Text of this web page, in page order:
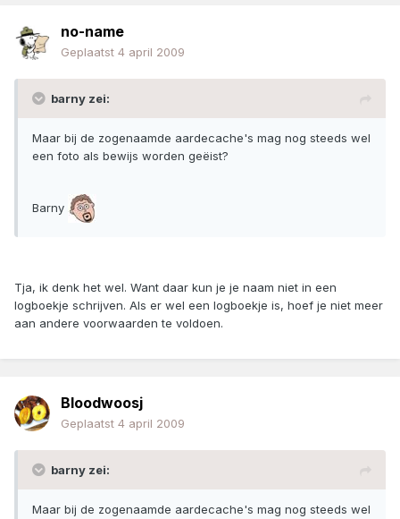
no-name
Geplaatst 4 april 2009
barny zei:
Maar bij de zogenaamde aardecache's mag nog steeds wel
een foto als bewijs worden geëist?
Barny
Tja, ik denk het wel. Want daar kun je je naam niet in een
logboekje schrijven. Als er wel een logboekje is, hoef je niet meer
aan andere voorwaarden te voldoen.
Bloodwoosj
Geplaatst 4 april 2009
barny zei:
Maar bij de zogenaamde aardecache's mag nog steeds wel